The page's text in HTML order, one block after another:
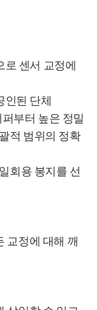
센서 교정에
인된 단체
부터 높은 정밀
적 범위의 정확
회용 봉지를 선
교정에 대해 깨